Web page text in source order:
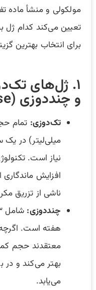
مولکولی و منشأ ماده
تعیین می‌کند کدام ژل
برای انتخاب بهترین
و چنددوزی (Multi Dose)
تک‌دوزی:
میلی‌لیتر) در یک
نیاز است.
افزایش
ناشی از تزریق
چنددوزی:
هفته است.
معتقدند حجم
بهتر می‌کند و
می‌یابد.